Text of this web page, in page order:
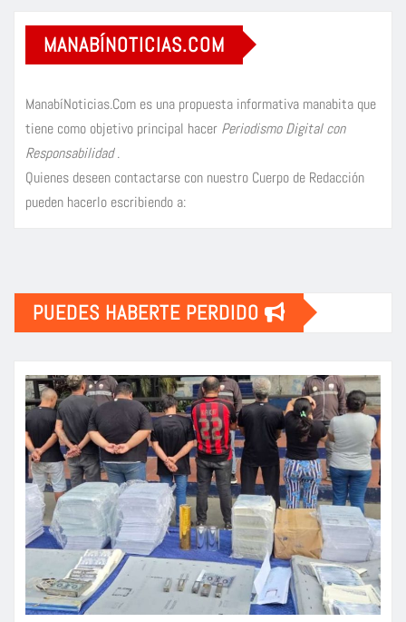
MANABÍNOTICIAS.COM
ManabíNoticias.Com es una propuesta informativa manabita que
tiene como objetivo principal hacer Periodismo Digital con
Responsabilidad.
Quienes deseen contactarse con nuestro Cuerpo de Redacción
pueden hacerlo escribiendo a:
PUEDES HABERTE PERDIDO